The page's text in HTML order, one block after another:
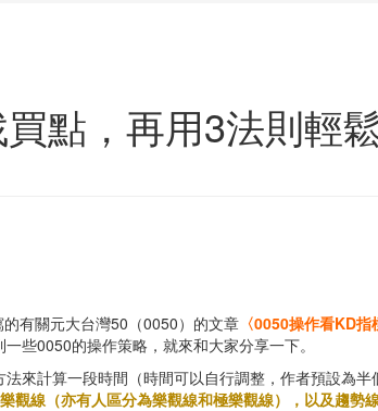
點，再用3法則輕
有關元大台灣50（0050）的文章 〈0050操作看KD
些0050的操作策略，就來和大家分享一下。
來計算一段時間（時間可以自行調整，作者預設為
觀線（亦有人區分為樂觀線和極樂觀線），以及趨勢